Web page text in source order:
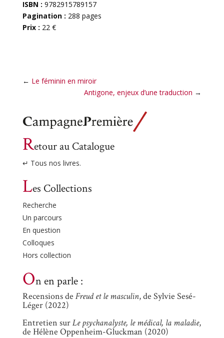
ISBN : 9782915789157
Pagination : 288 pages
Prix : 22 €
← Le féminin en miroir
Antigone, enjeux d’une traduction →
Retour au Catalogue
↵ Tous nos livres.
Les Collections
Recherche
Un parcours
En question
Colloques
Hors collection
On en parle :
Recensions de Freud et le masculin, de Sylvie Sesé-
Léger (2022)
Entretien surLe psychanalyste, le médical, la maladie,
de Hélène Oppenheim-Gluckman (2020)